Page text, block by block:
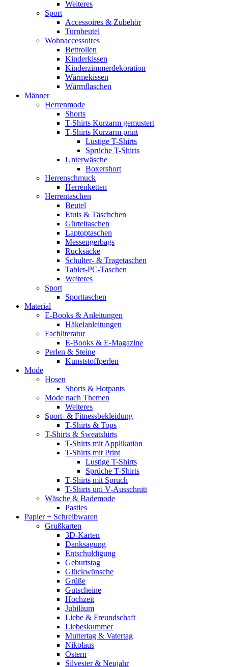
Weiteres
Sport
Accessoires & Zubehör
Turnbeutel
Wohnaccessoires
Bettrollen
Kinderkissen
Kinderzimmerdekoration
Wärmekissen
Wärmflaschen
Männer
Herrenmode
Shorts
T-Shirts Kurzarm gemustert
T-Shirts Kurzarm print
Lustige T-Shirts
Sprüche T-Shirts
Unterwäsche
Boxershort
Herrenschmuck
Herrenketten
Herrentaschen
Beutel
Etuis & Täschchen
Gürteltaschen
Laptoptaschen
Messengerbags
Rucksäcke
Schulter- & Tragetaschen
Tablet-PC-Taschen
Weiteres
Sport
Sporttaschen
Material
E-Books & Anleitungen
Häkelanleitungen
Fachliteratur
E-Books & E-Magazine
Perlen & Steine
Kunststoffperlen
Mode
Hosen
Shorts & Hotpants
Mode nach Themen
Weiteres
Sport- & Fitnessbekleidung
T-Shirts & Tops
T-Shirts & Sweatshirts
T-Shirts mit Applikation
T-Shirts mit Print
Lustige T-Shirts
Sprüche T-Shirts
T-Shirts mit Spruch
T-Shirts uni V-Ausschnitt
Wäsche & Bademode
Pasties
Papier + Schreibwaren
Grußkarten
3D-Karten
Danksagung
Entschuldigung
Geburtstag
Glückwünsche
Grüße
Gutscheine
Hochzeit
Jubiläum
Liebe & Freundschaft
Liebeskummer
Muttertag & Vatertag
Nikolaus
Ostern
Silvester & Neujahr